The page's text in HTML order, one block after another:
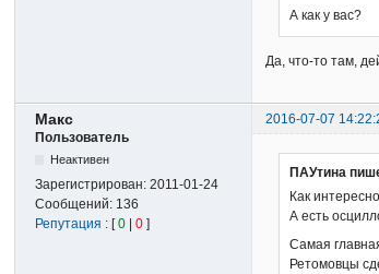
А как у вас?
Да, что-то там,
Макс
2016-07-07
Пользователь
Неактивен
Зарегистрирован:2011-01-24
Сообщений: 136
Репутация : [0 |0 ]
ПАУтина
Как
А есть
Самая
Ретомовцы